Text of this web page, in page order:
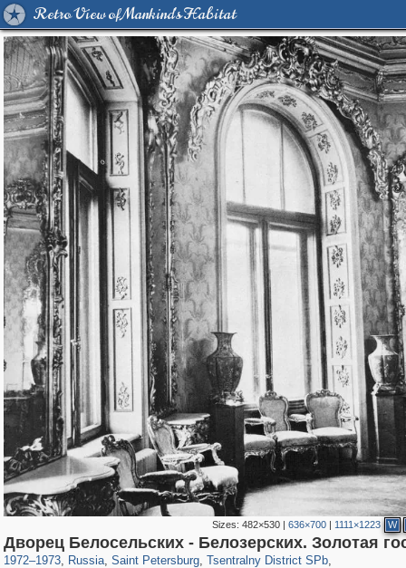
Retro View of Mankind's Habitat
Sizes: 482×530| 636×700| 1111×1223 W
Дворец Белосельских - Белозерских. Золотая
1972–1973, Russia
1,406,756 29,243
, Saint Petersburg
197,163 5,709
, Tsentralny District SPb
50,244 1,833
,
3,586